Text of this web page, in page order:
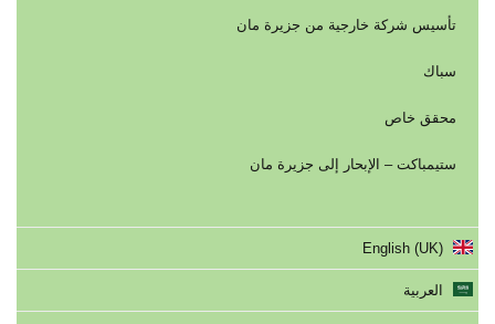
تأسيس شركة خارجية من جزيرة مان
سباك
محقق خاص
ستيمباكت – الإبحار إلى جزيرة مان
English (UK)
العربية